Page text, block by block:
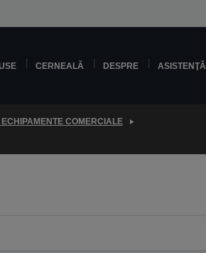
CERNEALĂ DESPRE ASISTENŢĂ
COMERCIALE